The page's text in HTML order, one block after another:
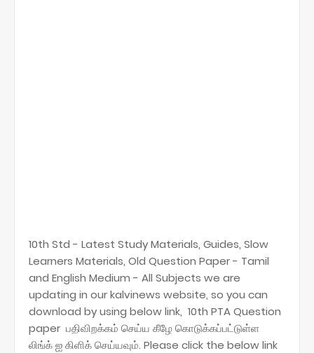
10th Std - Latest Study Materials, Guides, Slow
Learners Materials, Old Question Paper - Tamil
and English Medium - All Subjects we are
updating in our kalvinews website, so you can
download by using below link, 10th PTA Question
paper பதிவிறக்கம் செய்ய கீழே கொடுக்கப்பட்டுள்ள
லிங்க் ஐ கிளிக் செய்யவும். Please click the below link